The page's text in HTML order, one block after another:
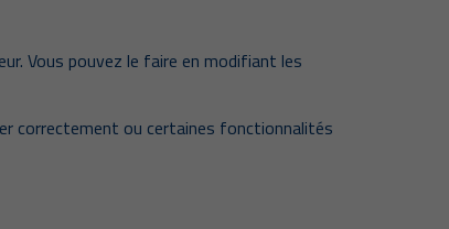
Vous pouvez le faire en modifiant les
correctement ou certaines fonctionnalités